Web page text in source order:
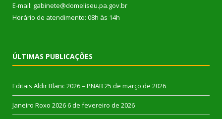
E-mail: gabinete@domeliseu.pa.gov.br
Horário de atendimento: 08h às 14h
ÚLTIMAS PUBLICAÇÕES
Editais Aldir Blanc 2026 – PNAB 25 de março de 2026
Janeiro Roxo 2026 6 de fevereiro de 2026